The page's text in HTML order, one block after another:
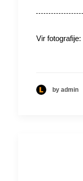
Vir fotografije:
by admin